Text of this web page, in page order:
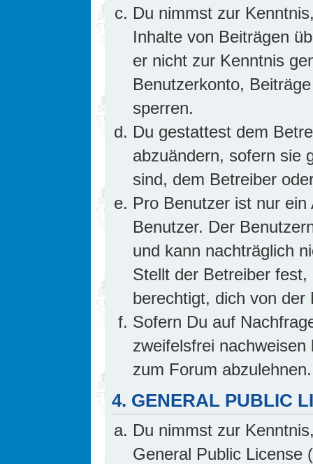
Du nimmst zur
Inhalte von Beiträgen
er nicht zur Kenntnis
Benutzerkonto,
sperren.
Du gestattest dem
abzuändern, sofern sie
sind, dem Betreiber
Pro Benutzer ist nur
Benutzer. Der
und kann nachträglich
Stellt der Betreiber
berechtigt, dich von
Sofern Du auf
zweifelsfrei
zum Forum abzulehnen.
4. GENERAL PUBLIC
Du nimmst zur
General Public License